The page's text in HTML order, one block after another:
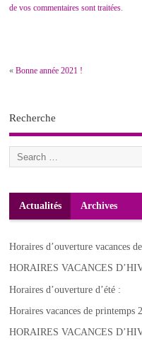
de vos commentaires sont traitées.
«Bonne année 2021 !
Recherche
Actualités Archives
Horaires d’ouverture vacances
HORAIRES VACANCES
Horaires d’ouverture d’été :
Horaires vacances de printemps
HORAIRES VACANCES